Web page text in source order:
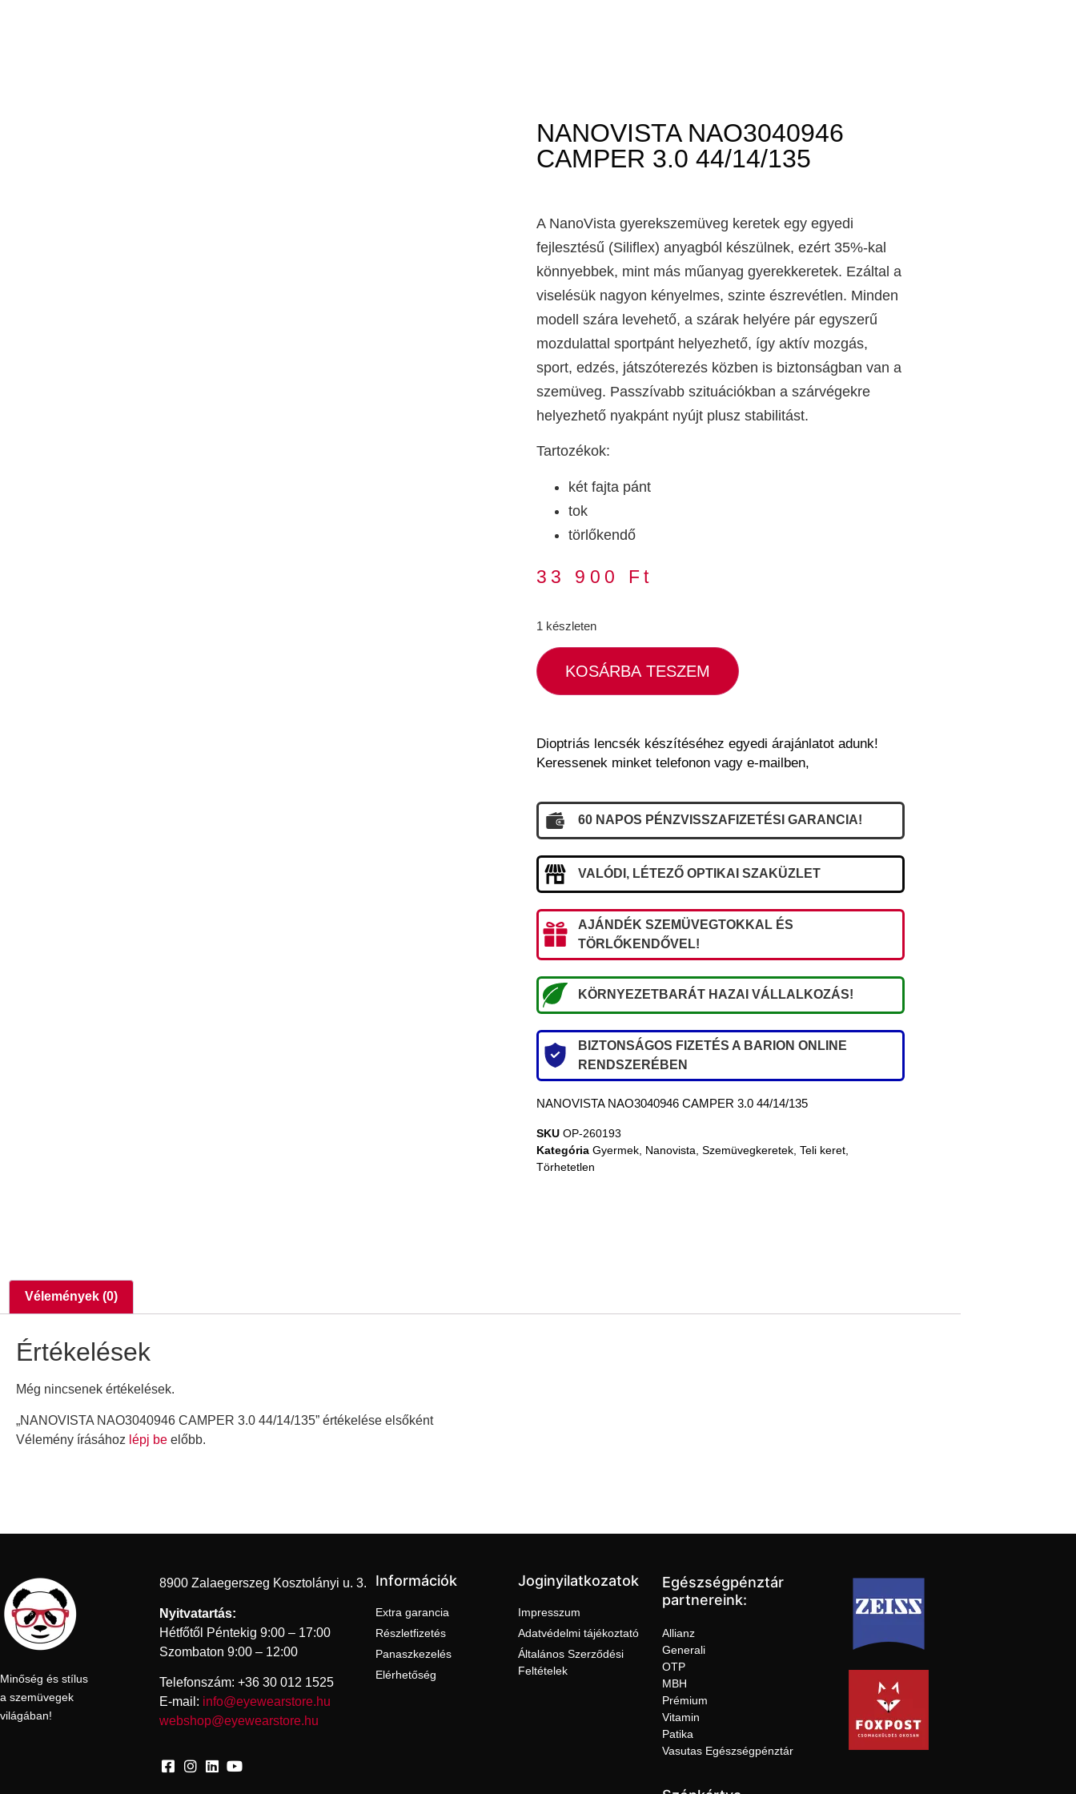
NANOVISTA NAO3040946
CAMPER 3.0 44/14/135
A NanoVista gyerekszemüveg keretek egy egyedi
fejlesztésű (Siliflex) anyagból készülnek, ezért 35%-kal
könnyebbek, mint más műanyag gyerekkeretek. Ezáltal a
viselésük nagyon kényelmes, szinte észrevétlen. Minden
modell szára levehető, a szárak helyére pár egyszerű
mozdulattal sportpánt helyezhető, így aktív mozgás,
sport, edzés, játszóterezés közben is biztonságban van a
szemüveg. Passzívabb szituációkban a szárvégekre
helyezhető nyakpánt nyújt plusz stabilitást.
Tartozékok:
két fajta pánt
tok
törlőkendő
33 900 Ft
1 készleten
KOSÁRBA TESZEM
Dioptriás lencsék készítéséhez egyedi árajánlatot adunk!
Keressenek minket telefonon vagy e-mailben,
60 NAPOS PÉNZVISSZAFIZETÉSI GARANCIA!
VALÓDI, LÉTEZŐ OPTIKAI SZAKÜZLET
AJÁNDÉK SZEMÜVEGTOKKAL ÉS
TÖRLŐKENDŐVEL!
KÖRNYEZETBARÁT HAZAI VÁLLALKOZÁS!
BIZTONSÁGOS FIZETÉS A BARION ONLINE
RENDSZERÉBEN
NANOVISTA NAO3040946 CAMPER 3.0 44/14/135
SKU OP-260193
Kategória Gyermek Nanovista Szemüvegkeretek Teli keret
Törhetetlen
Vélemények (0)
Értékelések
Még nincsenek értékelések.
„NANOVISTA NAO3040946 CAMPER 3.0 44/14/135” értékelése elsőként
Vélemény írásához lépj be előbb.
Minőség és stílus
a szemüvegek
világában!
8900 Zalaegerszeg Kosztolányi u. 3.
Nyitvatartás:
Hétfőtől Péntekig 9:00 – 17:00
Szombaton 9:00 – 12:00
Telefonszám: +36 30 012 1525
E-mail: info@eyewearstore.hu
webshop@eyewearstore.hu
Információk
Extra garancia
Részletfizetés
Panaszkezelés
Elérhetőség
Joginyilatkozatok
Impresszum
Adatvédelmi tájékoztató
Általános Szerződési
Feltételek
Egészségpénztár
partnereink:
Allianz
Generali
OTP
MBH
Prémium
Vitamin
Patika
Vasutas Egészségpénztár